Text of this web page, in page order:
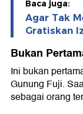
Baca juga:
Agar Tak
Gratiskan
Bukan
Ini bukan
Gunung Fuji.
sebagai orang